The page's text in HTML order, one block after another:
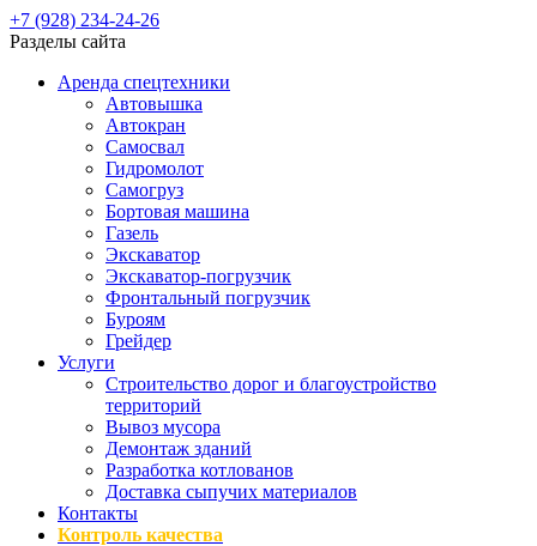
+7 (928) 234-24-26
Разделы сайта
Аренда спецтехники
Автовышка
Автокран
Самосвал
Гидромолот
Самогруз
Бортовая машина
Газель
Экскаватор
Экскаватор-погрузчик
Фронтальный погрузчик
Буроям
Грейдер
Услуги
Строительство дорог и благоустройство
территорий
Вывоз мусора
Демонтаж зданий
Разработка котлованов
Доставка сыпучих материалов
Контакты
Контроль качества